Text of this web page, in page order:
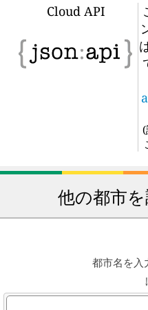
Cloud API
(
他の都市
都市名を入